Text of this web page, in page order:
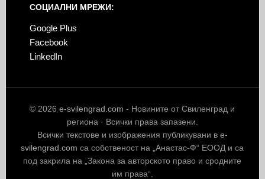
СОЦИАЛНИ МРЕЖИ:
Google Plus
Facebook
LinkedIn
© 2026e-svilengrad.com - Новините от Свиленград и
региона · Всички права запазени.
Всички текстове и изображения публикувани в e-
svilengrad.com са собственост на „Анастас-Ф“ ЕООД и са
под закрила на „Закона за авторското право и сродните
им права“.